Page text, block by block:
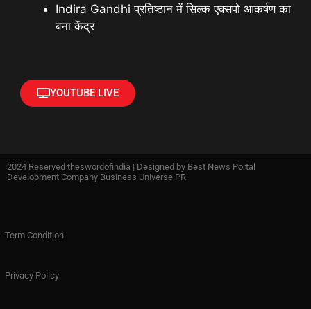
Indira Gandhi प्रतिष्ठान में सिल्क एक्सपो आकर्षण का
बना केंद्र
YOUTUBE LIVE
2024 Reserved theswordofindia | Designed by Best News Portal
Development Company Business Universe PR
Term Condition
Privacy Policy